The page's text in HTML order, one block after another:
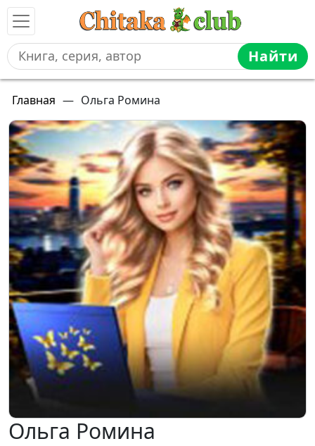
Найти
Главная — Ольга Ромина
Ольга Ромина